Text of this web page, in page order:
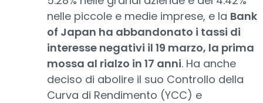
nelle piccole e medie imprese, e la Bank
of Japan ha abbandonato i tassi di
interesse negativi il 19 marzo, la prima
mossa al rialzo in 17 anni. Ha anche
deciso di abolire il suo Controllo della
Curva di Rendimento (YCC) e